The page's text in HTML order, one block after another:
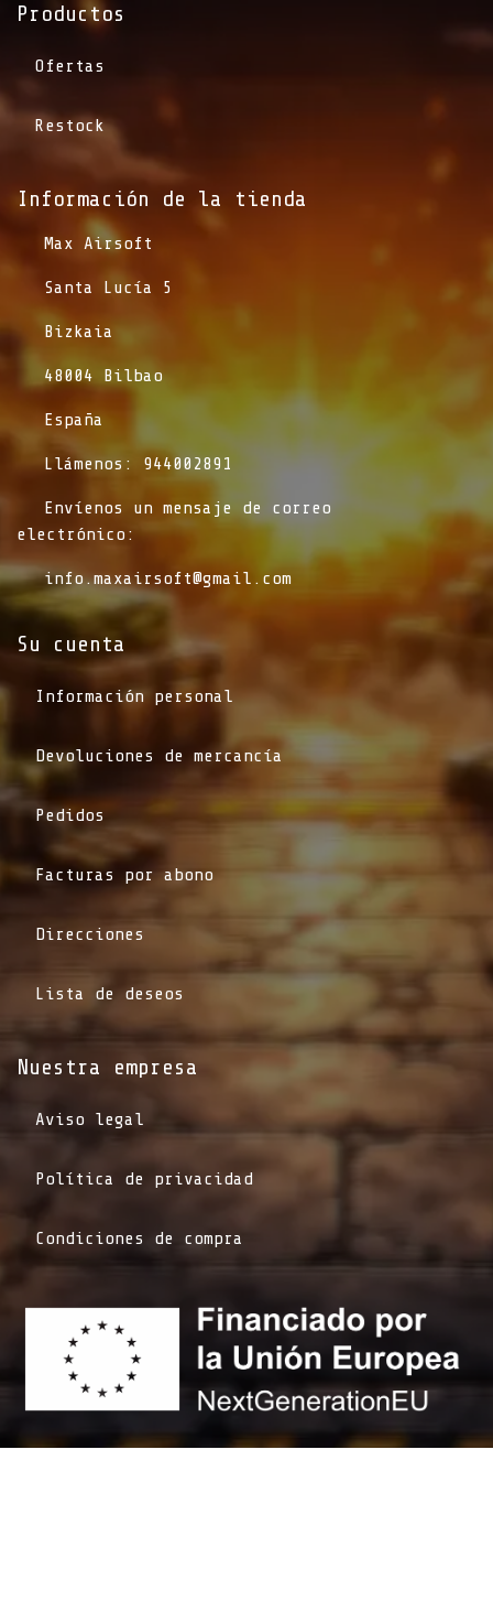
Productos
Ofertas
Restock
Información de la tienda​
​Max Airsoft
​Santa Lucía 5
​Bizkaia
​48004 Bilbao
​España
​Llámenos: 944002891
​Envíenos un mensaje de correo
electrónico:
info.maxairsoft@gmail.com
Su cuenta
Información personal
Devoluciones de mercancía
Pedidos
Facturas por abono
Direcciones
Lista de deseos
Nuestra empresa
Aviso legal
Política de privacidad
Condiciones de compra